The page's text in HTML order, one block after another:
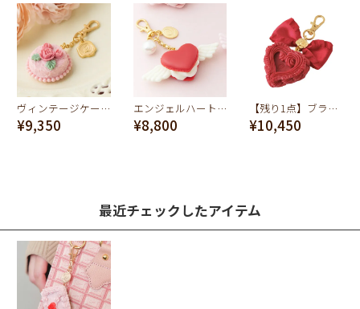
ヴィンテージケーキ バッグチャーム【ディズニー アクセサリー】
¥9,350
エンジェルハートマカロン バッグチャーム（レッド）
¥8,800
【残り1点】ブラッドアウトケーキ バッグチャーム
¥10,450
最近チェックしたアイテム